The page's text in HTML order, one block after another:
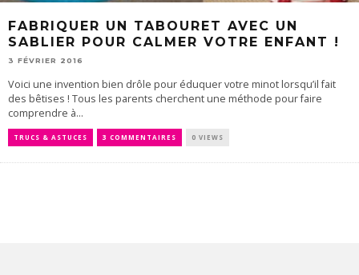
FABRIQUER UN TABOURET AVEC UN
SABLIER POUR CALMER VOTRE ENFANT !
3 FÉVRIER 2016
Voici une invention bien drôle pour éduquer votre minot lorsqu’il fait
des bêtises ! Tous les parents cherchent une méthode pour faire
comprendre à...
TRUCS & ASTUCES 3 COMMENTAIRES 0 VIEWS